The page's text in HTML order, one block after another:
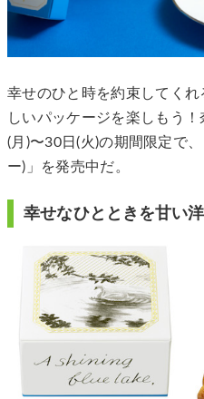
幸せのひと時を約束してく
しいパッケージを楽しもう
(月)〜30日(火)の期間限定で
ー)」を発売中だ。
幸せなひとときを甘い